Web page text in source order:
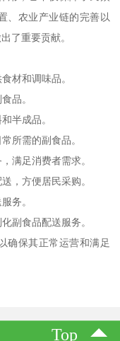
、农业产业链的完善以
了重要贡献。
材和调味品。
品。
半成品。
所需的副食品。
满足消费者需求。
，方便居民采购。
务。
副食品配送服务。
确保其正常运营和满足
Top